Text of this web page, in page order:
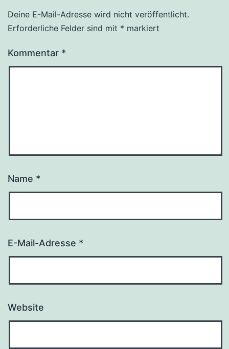
Deine E-Mail-Adresse wird nicht veröffentlicht.
Erforderliche Felder sind mit * markiert
Kommentar *
Name *
E-Mail-Adresse *
Website